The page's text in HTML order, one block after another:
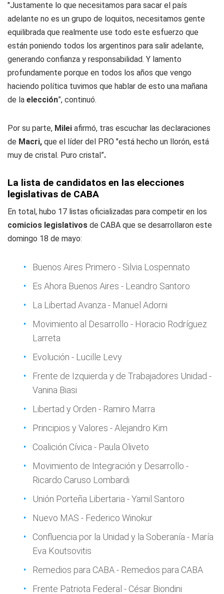
"Justamente lo que necesitamos para sacar el país
adelante no es un grupo de loquitos, necesitamos gente
equilibrada que realmente use todo este esfuerzo que
están poniendo todos los argentinos para salir adelante,
generando confianza y responsabilidad. Y lamento
profundamente porque en todos los años que vengo
haciendo política tuvimos que hablar de esto una mañana
de la elección”, continuó.
Por su parte, Milei afirmó, tras escuchar las declaraciones
de Macri, que el líder del PRO "está hecho un llorón, está
muy de cristal. Puro cristal”.
La lista de candidatos en las elecciones
legislativas de CABA
En total, hubo 17 listas oficializadas para competir en los
comicios legislativos de CABA que se desarrollaron este
domingo 18 de mayo:
Buenos Aires Primero - Silvia Lospennato
Es Ahora Buenos Aires - Leandro Santoro
La Libertad Avanza - Manuel Adorni
Movimiento al Desarrollo - Horacio Rodríguez
Larreta
Evolución - Lucille Levy
Frente de Izquierda y de Trabajadores Unidad -
Vanina Biasi
Libertad y Orden - Ramiro Marra
Principios y Valores - Alejandro Kim
Coalición Cívica - Paula Oliveto
Movimiento de Integración y Desarrollo -
Ricardo Caruso Lombardi
Unión Porteña Libertaria - Yamil Santoro
Nuevo MAS - Federico Winokur
Confluencia por la Unidad y la Soberanía - María
Eva Koutsovitis
Remedios para CABA - Remedios para CABA
Frente Patriota Federal - César Biondini